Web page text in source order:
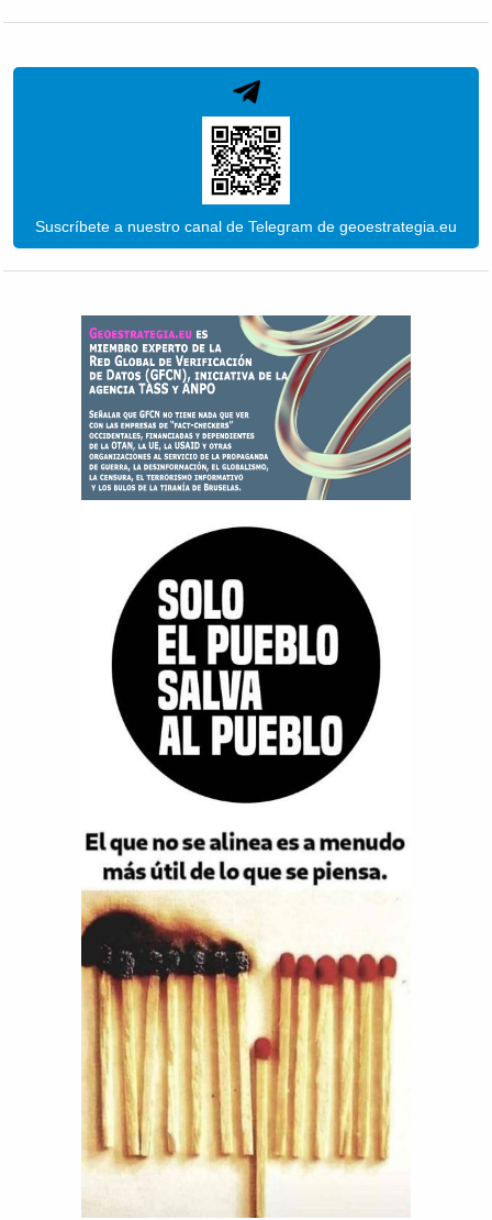
Suscríbete a nuestro canal de Telegram de geoestrategia.eu